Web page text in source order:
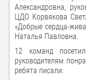
Александровна,
ЦДО Корвякова
«Добрые сердца-
Наталья Павловна.
12 команд
руководителям
ребята писали: